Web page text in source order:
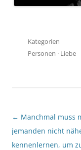
Kategorien
Personen · Liebe
Beitragsnavigation
← Manchmal muss
jemanden nicht
kennenlernen, um